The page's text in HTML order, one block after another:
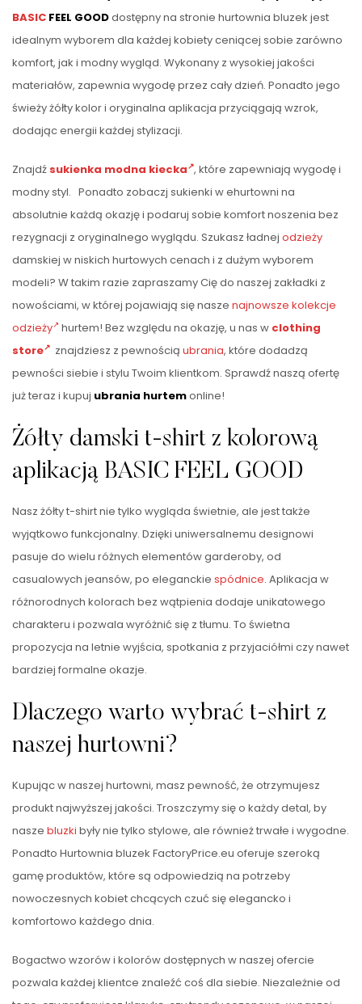
BASIC FEEL GOODdostępny na stronie hurtownia bluzek jest
idealnym wyborem dla każdej kobiety ceniącej sobie zarówno
komfort, jak i modny wygląd. Wykonany z wysokiej jakości
materiałów, zapewnia wygodę przez cały dzień. Ponadto jego
świeży żółty kolor i oryginalna aplikacja przyciągają wzrok,
dodając energii każdej stylizacji.
Znajdź sukienka modna kiecka , które zapewniają wygodę i
modny styl. Ponadto zobaczj sukienki w ehurtowni na
absolutnie każdą okazję i podaruj sobie komfort noszenia bez
rezygnacji z oryginalnego wyglądu. Szukasz ładnej odzieży
damskiej w niskich hurtowych cenach i z dużym wyborem
modeli? W takim razie zapraszamy Cię do naszej zakładki z
nowościami, w której pojawiają się nasze najnowsze kolekcje
odzieży hurtem! Bez względu na okazję, u nas w clothing
store
znajdziesz z pewnością ubrania, które dodadzą
pewności siebie i stylu Twoim klientkom. Sprawdź naszą ofertę
już teraz i kupuj ubrania hurtemonline!
Żółty damski t-shirt z kolorową
aplikacją BASIC FEEL GOOD
Nasz żółty t-shirt nie tylko wygląda świetnie, ale jest także
wyjątkowo funkcjonalny. Dzięki uniwersalnemu designowi
pasuje do wielu różnych elementów garderoby, od
casualowych jeansów, po eleganckie spódnice. Aplikacja w
różnorodnych kolorach bez wątpienia dodaje unikatowego
charakteru i pozwala wyróżnić się z tłumu. To świetna
propozycja na letnie wyjścia, spotkania z przyjaciółmi czy nawet
bardziej formalne okazje.
Dlaczego warto wybrać t-shirt z
naszej hurtowni?
Kupując w naszej hurtowni, masz pewność, że otrzymujesz
produkt najwyższej jakości. Troszczymy się o każdy detal, by
nasze bluzki były nie tylko stylowe, ale również trwałe i wygodne.
Ponadto Hurtownia bluzek FactoryPrice.eu oferuje szeroką
gamę produktów, które są odpowiedzią na potrzeby
nowoczesnych kobiet chcących czuć się elegancko i
komfortowo każdego dnia.
Bogactwo wzorów i kolorów dostępnych w naszej ofercie
pozwala każdej klientce znaleźć coś dla siebie. Niezależnie od